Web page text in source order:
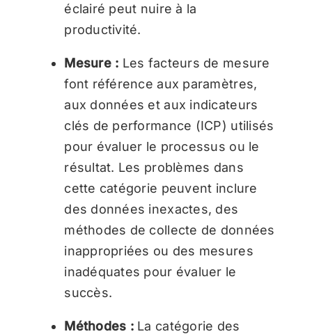
éclairé peut nuire à la
productivité.
Mesure : Les facteurs de mesure
font référence aux paramètres,
aux données et aux indicateurs
clés de performance (ICP) utilisés
pour évaluer le processus ou le
résultat. Les problèmes dans
cette catégorie peuvent inclure
des données inexactes, des
méthodes de collecte de données
inappropriées ou des mesures
inadéquates pour évaluer le
succès.
Méthodes : La catégorie des